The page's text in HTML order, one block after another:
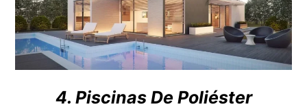
4. Piscinas De Poliéster